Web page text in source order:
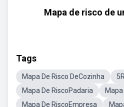
Mapa de risco de
Tags
Mapa De Risco DeCozinha
Mapa De RiscoPadaria
Mapa
Mapa De RiscoEmpresa